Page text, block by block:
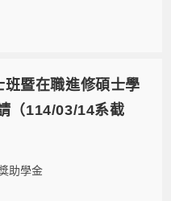
班暨在職進修碩士學
（114/03/14系截
助學金